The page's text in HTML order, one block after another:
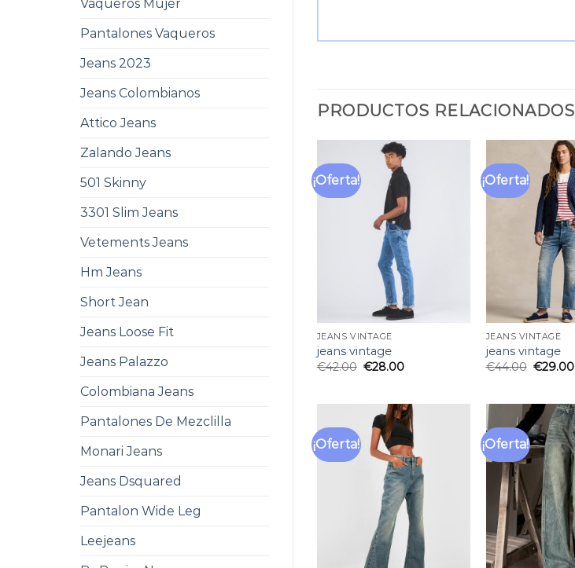
Vaqueros Mujer
Pantalones Vaqueros
Jeans 2023
Jeans Colombianos
Attico Jeans
Zalando Jeans
501 Skinny
3301 Slim Jeans
Vetements Jeans
Hm Jeans
Short Jean
Jeans Loose Fit
Jeans Palazzo
Colombiana Jeans
Pantalones De Mezclilla
Monari Jeans
Jeans Dsquared
Pantalon Wide Leg
Leejeans
PRODUCTOS RELACIONADOS
¡Oferta!
JEANS VINTAGE
jeans vintage
€42.00 €28.00
¡Oferta!
JEANS VINTAGE
jeans vintage
€44.00 €29.00
¡Oferta! ¡Oferta!